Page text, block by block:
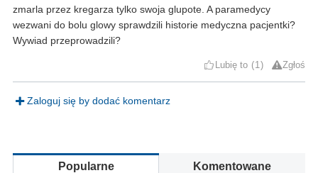
zmarla przez kregarza tylko swoja glupote. A paramedycy
wezwani do bolu glowy sprawdzili historie medyczna pacjentki?
Wywiad przeprowadzili?
Lubię to 1 Zgłoś
Zaloguj się by dodać komentarz
Popularne Komentowane